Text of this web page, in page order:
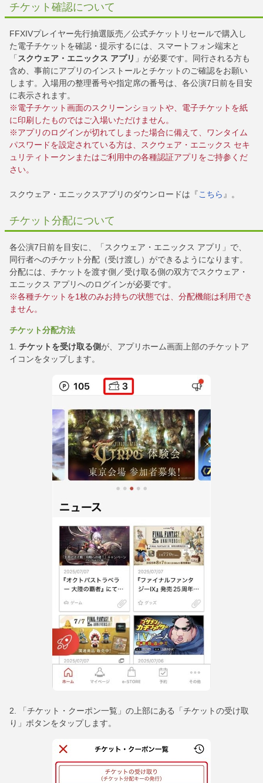
チケット確認について
FFXIVプレイヤー先行抽選販売／公式チケットリセールで購入し
た電子チケットを確認・提示するには、スマートフォン端末と
「 スクウェア・エニックス アプリ 」が必要です。同行される方も
含め、事前にアプリのインストールとチケットのご確認をお願い
します。入場用の整理番号や指定席の番号は、各公演7日前を目安
に表示されます。
※電子チケット画面のスクリーンショットや、電子チケットを紙
に印刷したものではご入場いただけません。
※アプリのログインが切れてしまった場合に備えて、ワンタイム
パスワードを設定されている方は、スクウェア・エニックス セキ
ュリティトークンまたはご利用中の各種認証アプリをご持参くだ
さい。
スクウェア・エニックスアプリのダウンロードは『こちら 』。
チケット分配について
各公演7日前を目安に、「スクウェア・エニックス アプリ」で、
同行者へのチケット分配（受け渡し）ができるようになります。
分配には、チケットを渡す側／受け取る側の双方でスクウェア・
エニックス アプリへのログインが必要です。
※各種チケットを1枚のみお持ちの状態では、分配機能は利用でき
ません。
チケット分配方法
1.
チケットを受け取る側が、アプリホーム画面上部のチケットア
イコンをタップします。
2. 「チケット・クーポン一覧」の上部にある「チケットの受け取
り」ボタンをタップします。